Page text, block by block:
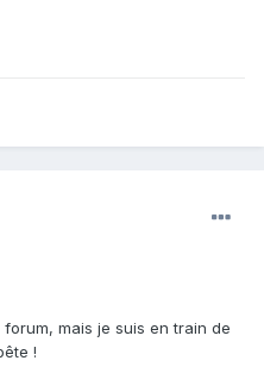
mais je suis en train de
!